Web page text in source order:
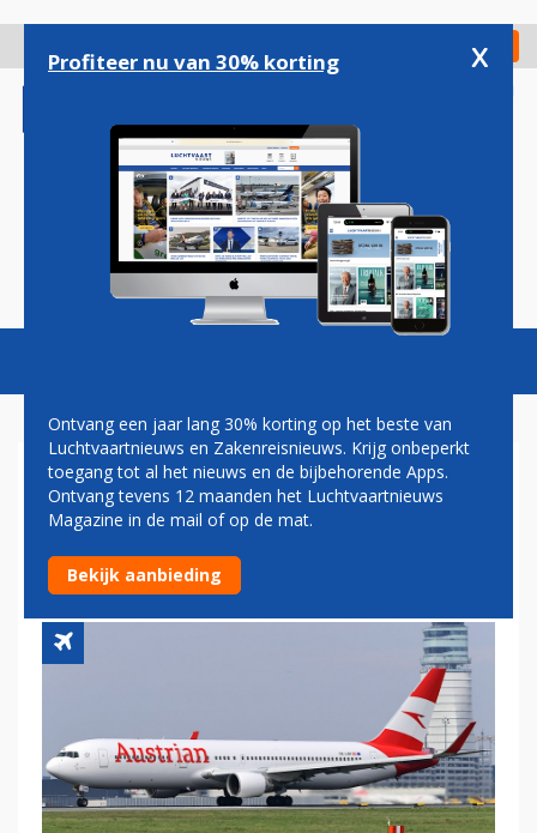
gaan
Check in
Magazine Podcasts Vacatures
AUSTRIAN AIRLINES IS
PESSIMISTISCH EN SNIJDT
DIEPER IN VLOOT
Profiteer nu van 30% korting x
Ontvang een jaar lang 30% korting op het beste van
Luchtvaartnieuws en Zakenreisnieuws. Krijg onbeperkt
toegang tot al het nieuws en de bijbehorende Apps.
Ontvang tevens 12 maanden het Luchtvaartnieuws
Magazine in de mail of op de mat.
Bekijk aanbieding